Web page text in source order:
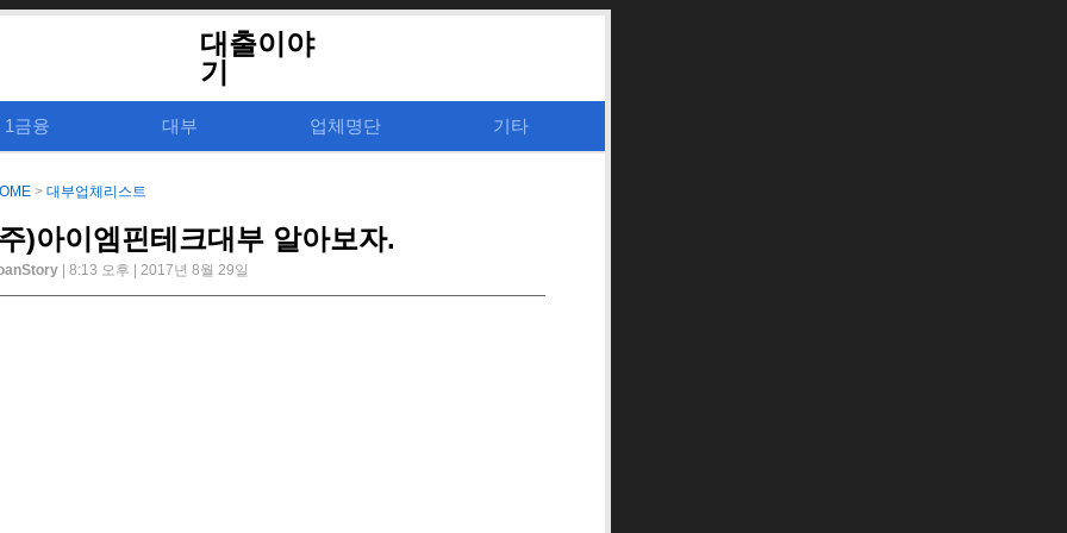
대출이야
기
1금융 대부 업체명단 기타
> 대부업체리스트
)아이엠핀테크대부 알아보자.
| 8:13 오후 | 2017년 8월 29일